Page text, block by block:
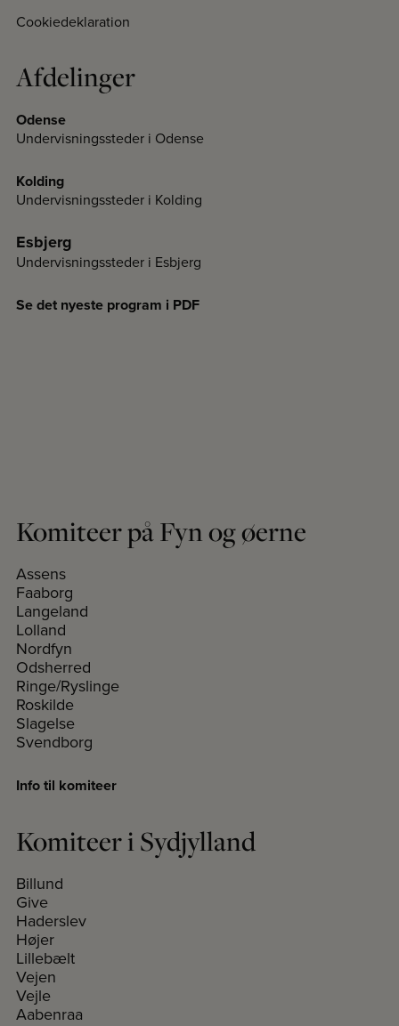
Cookiedeklaration
Afdelinger
Odense
Undervisningssteder i Odense
Kolding
Undervisningssteder i Kolding
Esbjerg
Undervisningssteder i Esbjerg
Se det nyeste program i PDF
Komiteer på Fyn og øerne
Assens
Faaborg
Langeland
Lolland
Nordfyn
Odsherred
Ringe/Ryslinge
Roskilde
Slagelse
Svendborg
Info til komiteer
Komiteer i Sydjylland
Billund
Give
Haderslev
Højer
Lillebælt
Vejen
Vejle
Aabenraa